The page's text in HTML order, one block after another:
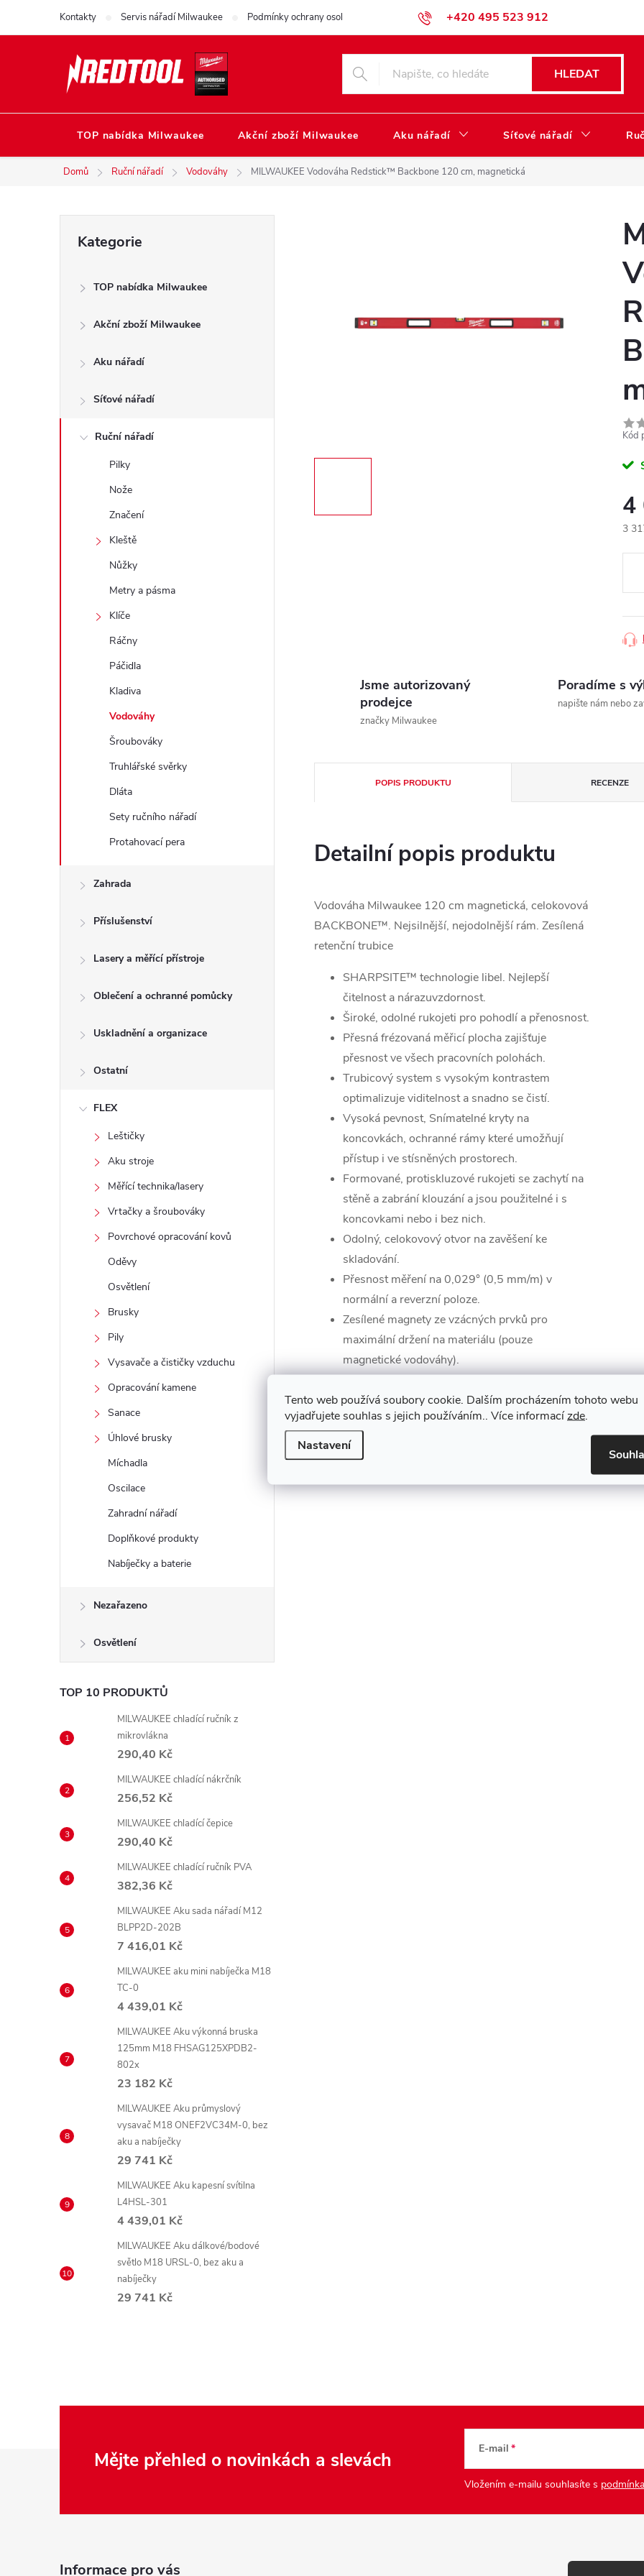
Tento web používá soubory cookie. Dalším procházením tohoto webu
vyjadřujete souhlas s jejich používáním.. Více informacízde.
Nastavení
+420 495 523 912
Kontakty Servis nářadí Milwaukee Podmínky ochrany osobních údajů Obchodní podmínky Katalog ke stažení
HLEDAT
TOP nabídka Milwaukee Akční zboží Milwaukee Aku nářadí Síťové nářadí
Domů Ruční nářadí Vodováhy MILWAUKEE Vodováha Redstick™ Backbone 120 cm, magnetická
a
kategorie
Kategorie
TOP nabídka Milwaukee
Akční zboží Milwaukee
Aku nářadí
Síťové nářadí
Ruční nářadí
Pilky
Nože
Značení
Kleště
Nůžky
Metry a pásma
Klíče
Ráčny
Páčidla
Kladiva
Vodováhy
Šroubováky
Truhlářské svěrky
Dláta
Sety ručního nářadí
Protahovací pera
Zahrada
Příslušenství
Lasery a měřící přístroje
Oblečení a ochranné pomůcky
Uskladnění a organizace
Ostatní
FLEX
Leštičky
Aku stroje
Měřící technika/lasery
Vrtačky a šroubováky
Povrchové opracování kovů
Oděvy
Osvětlení
Brusky
Pily
Vysavače a čističky vzduchu
Opracování kamene
Sanace
Úhlové brusky
Míchadla
Oscilace
Zahradní nářadí
Doplňkové produkty
Nabíječky a baterie
Nezařazeno
Osvětlení
TOP 10 PRODUKTŮ
MILWAUKEE chladící ručník z
mikrovlákna
290,40 Kč
MILWAUKEE chladící nákrčník
256,52 Kč
MILWAUKEE chladící čepice
290,40 Kč
MILWAUKEE chladící ručník PVA
382,36 Kč
MILWAUKEE Aku sada nářadí M12
BLPP2D-202B
7 416,01 Kč
MILWAUKEE aku mini nabíječka M18
TC-0
4 439,01 Kč
MILWAUKEE Aku výkonná bruska
125mm M18 FHSAG125XPDB2-
802x
23 182 Kč
MILWAUKEE Aku průmyslový
vysavač M18 ONEF2VC34M-0, bez
aku a nabíječky
29 741 Kč
MILWAUKEE Aku kapesní svítilna
L4HSL-301
4 439,01 Kč
MILWAUKEE Aku dálkové/bodové
světlo M18 URSL-0, bez aku a
nabíječky
29 741 Kč
Kód
4
3
Jsme autorizovaný
prodejce
značky Milwaukee
Poradíme s
napište nám nebo
POPIS PRODUKTU RECENZE
Detailní popis produktu
Vodováha Milwaukee 120 cm magnetická, celokovová
BACKBONE™. Nejsilnější, nejodolnější rám. Zesílená
retenční trubice
SHARPSITE™ technologie libel. Nejlepší
čitelnost a nárazuvzdornost.
Široké, odolné rukojeti pro pohodlí a přenosnost.
Přesná frézovaná měřicí plocha zajišťuje
přesnost ve všech pracovních polohách.
Trubicový system s vysokým kontrastem
optimalizuje viditelnost a snadno se čistí.
Vysoká pevnost, Snímatelné kryty na
koncovkách, ochranné rámy které umožňují
přístup i ve stísněných prostorech.
Formované, protiskluzové rukojeti se zachytí na
stěně a zabrání klouzání a jsou použitelné i s
koncovkami nebo i bez nich.
Odolný, celokovový otvor na zavěšení ke
skladování.
Přesnost měření na 0,029° (0,5 mm/m) v
normální a reverzní poloze.
Zesílené magnety ze vzácných prvků pro
maximální držení na materiálu (pouze
magnetické vodováhy).
Mějte přehled o novinkách a slevách E-mail
Vložením e-mailu souhlasíte s
Informace pro vás